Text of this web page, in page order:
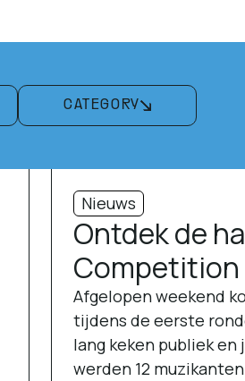
CATEGORY
Nieuws
Ontdek de
Afgelopen weekend
tijdens de eerste
lang keken publiek
werden 12